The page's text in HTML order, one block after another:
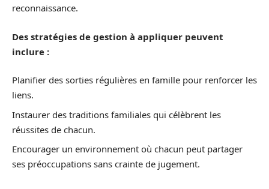
reconnaissance.
Des stratégies de gestion à appliquer peuvent
inclure :
Planifier des sorties régulières en famille pour renforcer les
liens.
Instaurer des traditions familiales qui célèbrent les
réussites de chacun.
Encourager un environnement où chacun peut partager
ses préoccupations sans crainte de jugement.